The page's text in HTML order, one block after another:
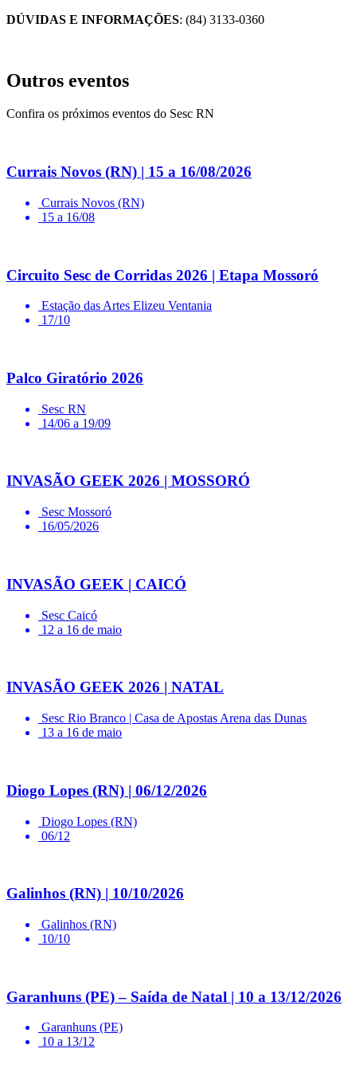
DÚVIDAS E INFORMAÇÕES: (84) 3133-0360
Outros eventos
Confira os próximos eventos do Sesc RN
Currais Novos (RN) | 15 a 16/08/2026
Currais Novos (RN)
15 a 16/08
Circuito Sesc de Corridas 2026 | Etapa Mossoró
Estação das Artes Elizeu Ventania
17/10
Palco Giratório 2026
Sesc RN
14/06 a 19/09
INVASÃO GEEK 2026 | MOSSORÓ
Sesc Mossoró
16/05/2026
INVASÃO GEEK | CAICÓ
Sesc Caicó
12 a 16 de maio
INVASÃO GEEK 2026 | NATAL
Sesc Rio Branco | Casa de Apostas Arena das Dunas
13 a 16 de maio
Diogo Lopes (RN) | 06/12/2026
Diogo Lopes (RN)
06/12
Galinhos (RN) | 10/10/2026
Galinhos (RN)
10/10
Garanhuns (PE) – Saída de Natal | 10 a 13/12/2026
Garanhuns (PE)
10 a 13/12